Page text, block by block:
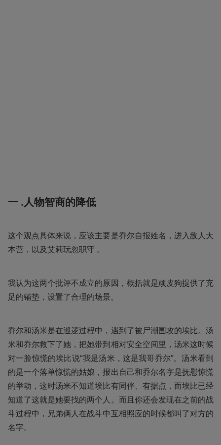
一 .人物智商的降低
这个观点具体来说，应该主要是乔尔自报姓名，进入敌人大
本营，以及艾莉玩忽职守 。
我认为这两个批评不成立的原因，概括就是顽皮狗提供了充
足的铺垫，设置了合理的场景。
乔尔和汤米是在巡逻过程中，遇到了被尸潮围攻的埃比。汤
米和乔尔救下了她，把她带到相对安全空间里，汤米这时候
对一脸惊慌的埃比说“我是汤米，这是我哥乔尔”。汤米看到
的是一个落单惊慌的姑娘，报出自己和乔尔名字是抚慰惊慌
的举动，这时汤米不知道埃比有同伴、有据点，而埃比已经
知道了这就是她要找的两个人。而且你还会发现在之前的战
斗过程中，兄弟俩人在战斗中互相照应的时候都叫了对方的
名字。